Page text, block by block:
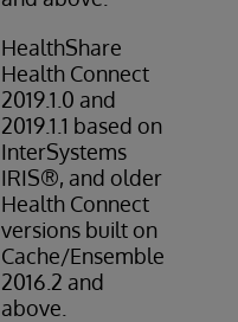
HealthShare
Health Connect
2019.1.0 and
2019.1.1 based on
InterSystems
IRIS®, and older
Health Connect
versions built on
Cache/Ensemble
2016.2 and
above.